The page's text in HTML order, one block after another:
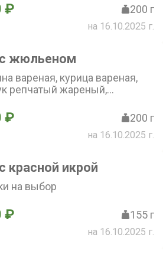
₽ 200 г
на 16.10.2025 г.
жюльеном
вареная, курица вареная,
репчатый жареный,
на выбор
₽ 200 г
на 16.10.2025 г.
красной икрой
на выбор
₽ 155 г
на 16.10.2025 г.